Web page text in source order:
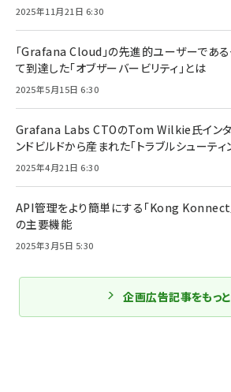
2025年11月21日 6:30
「Grafana Cloud」の先進的ユーザーであ
て到達した「オブザーバービリティ」とは
2025年5月15日 6:30
Grafana Labs CTOのTom Wilkie氏インタ
ンドビルドから産まれた「トラブルシューテ
2025年4月21日 6:30
API管理をより簡単にする「Kong Konnect
の主要機能
2025年3月5日 5:30
企画広告記事をもっ